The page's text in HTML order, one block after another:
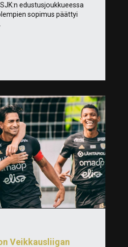
edustusjoukkueessa
sopimus päättyi
Veikkausliigan